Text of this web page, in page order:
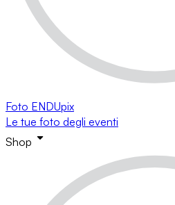
Foto ENDUpix
Le tue foto degli eventi
Shop